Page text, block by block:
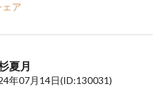
ェア
夏月
年07月14日(ID:130031)